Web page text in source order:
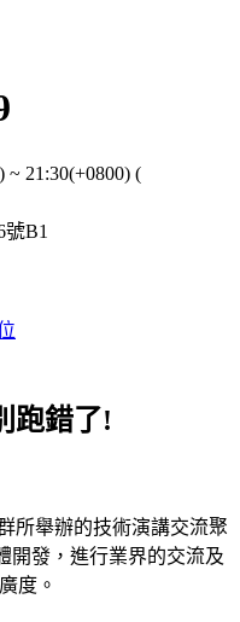
~ 21:30(+0800) (
號B1
跑錯了!
所舉辦的技術演講交流聚
開發，進行業界的交流及
度。